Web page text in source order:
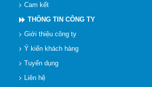
Cam kết
THÔNG TIN CÔNG TY
Giới thiệu công ty
Ý kiến khách hàng
Tuyển dụng
Liên hệ